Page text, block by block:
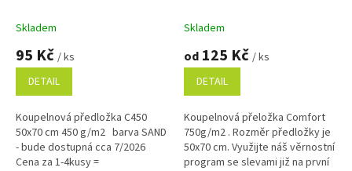
Skladem
95 Kč / ks
DETAIL
Koupelnová předložka C450
50x70 cm 450 g/m2 barva SAND
- bude dostupná cca 7/2026
Cena za 1-4kusy =
Skladem
od 125 Kč / ks
DETAIL
Koupelnová přeložka Comfort
750g/m2 . Rozměr předložky je
50x70 cm. Využijte náš věrnostní
program se slevami již na první